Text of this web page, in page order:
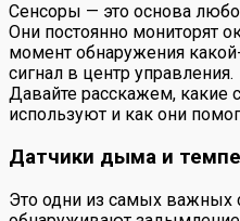
Сенсоры — это основа
Они постоянно мониторят
момент обнаружения
сигнал в центр управления.
Давайте расскажем, какие
используют и как они
Датчики дыма и
Это одни из самых важных